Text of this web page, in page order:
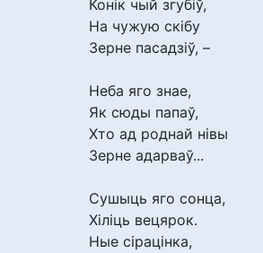
Конік чый згубіў,
На чужую скібу
Зерне пасадзіў, –
Неба яго знае,
Як сюды папаў,
Хто ад роднай нівы
Зерне адарваў...
Сушыць яго сонца,
Хіліць вецярок.
Ные сірацінка,